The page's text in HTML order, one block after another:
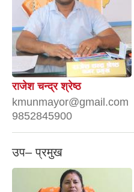
राजेश चन्द्र श्रेष्ठ
kmunmayor@gmail.com
9852845900
उप– प्रमुख